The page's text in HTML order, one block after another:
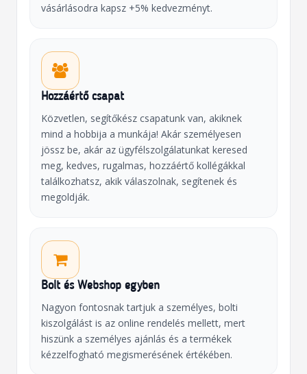
vásárlásodra kapsz +5% kedvezményt.
Hozzáértő csapat
Közvetlen, segítőkész csapatunk van, akiknek
mind a hobbija a munkája! Akár személyesen
jössz be, akár az ügyfélszolgálatunkat keresed
meg, kedves, rugalmas, hozzáértő kollégákkal
találkozhatsz, akik válaszolnak, segítenek és
megoldják.
Bolt és Webshop egyben
Nagyon fontosnak tartjuk a személyes, bolti
kiszolgálást is az online rendelés mellett, mert
hiszünk a személyes ajánlás és a termékek
kézzelfogható megismerésének értékében.